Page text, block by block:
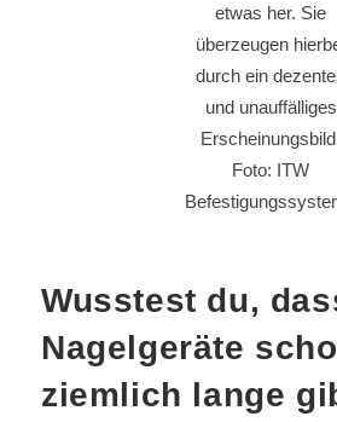
etwas her. Sie
überzeugen
durch ein
und unauffälliges
Foto: ITW
Wusstest du,
Nagelgeräte
ziemlich lange